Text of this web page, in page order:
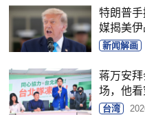
特朗普
媒揭美伊
新闻解画
蒋万安
场，他
台湾